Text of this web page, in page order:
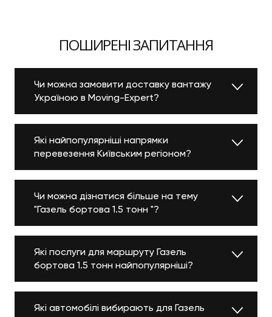
ПОШИРЕНІ ЗАПИТАННЯ
Чи можна замовити доставку вантажу
Україною в Moving-Expert?
Які найпопулярніші напрямки
перевезення Київським регіоном?
Чи можна дізнатися більше на тему
"Газель бортова 1.5 тонн "?
Які послуги для маршруту Газель
бортова 1.5 тонн найпопулярніші?
Які автомобілі вибирають для Газель